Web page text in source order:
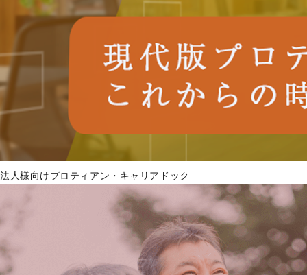
法人様向けプロティアン・キャリアドック